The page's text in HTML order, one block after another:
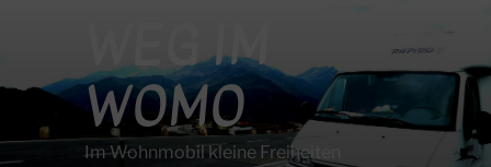
WEG IM
WOMO
Im Wohnmobil kleine Freiheiten